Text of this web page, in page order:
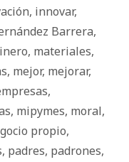
, innovar,
Barrera,
, materiales,
, mejor, mejorar,
,
, mipymes, moral,
propio,
, padres, padrones,